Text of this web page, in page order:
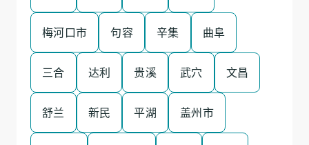
梅河口市 句容 辛集 曲阜
三合 达利 贵溪 武穴 文昌
舒兰 新民 平湖 盖州市